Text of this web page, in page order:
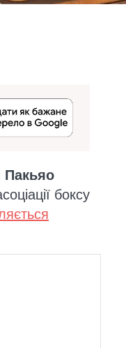
Пакьяо
боксу